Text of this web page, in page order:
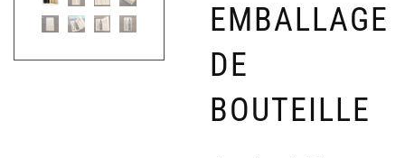
EMBALLAGE
DE
BOUTEILLE